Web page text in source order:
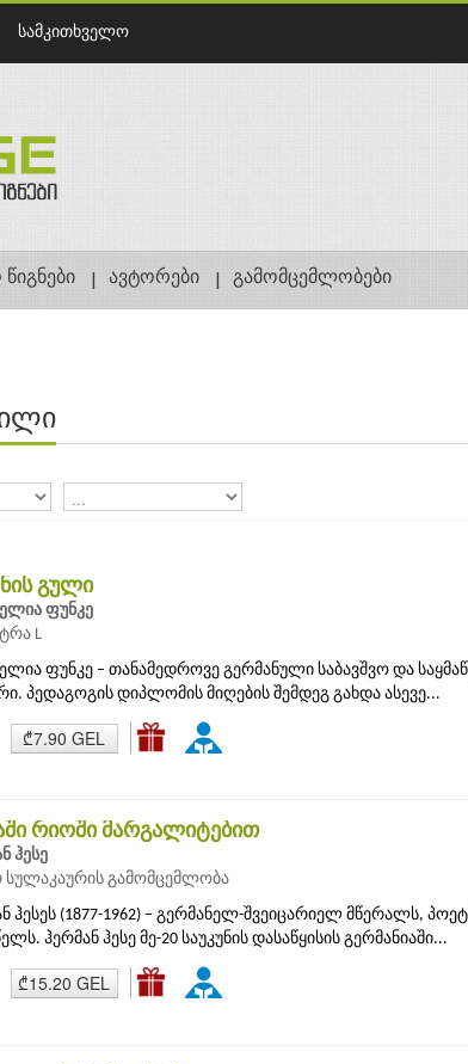
სამკითხველო
ავტორები გამომცემლობები
გული
ფუნკე
L
ფუნკე – თანამედროვე გერმანული საბავშვო და
პედაგოგის დიპლომის მიღების შემდეგ გახდა ასევე...
₾7.90 GEL
რიოში მარგალიტებით
ჰესე
სულაკაურის გამომცემლობა
ჰესეს (1877-1962) – გერმანელ-შვეიცარიელ მწერალს,
ჰერმან ჰესე მე-20 საუკუნის დასაწყისის გერმანიაში...
₾15.20 GEL